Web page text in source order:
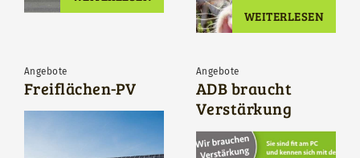
WEITERLESEN
Angebote
Freiflächen-PV
Angebote
ADB braucht
Verstärkung